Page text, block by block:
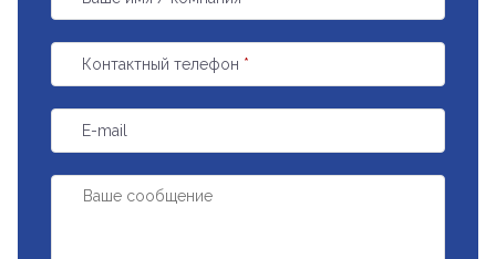
Контактный телефон *
E-mail